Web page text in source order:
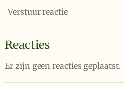
Verstuur reactie
Reacties
Er zijn geen reacties geplaatst.